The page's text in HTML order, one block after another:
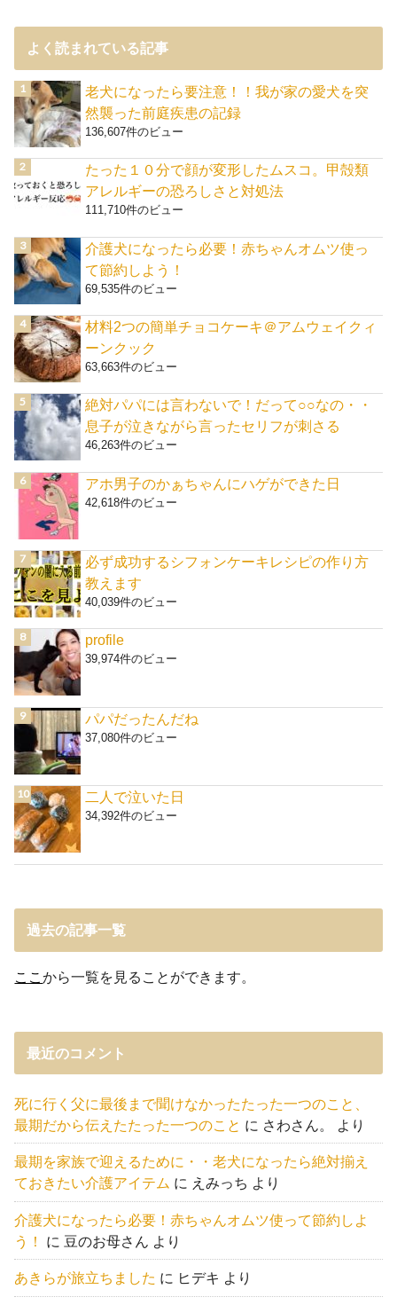
よく読まれている記事
老犬になったら要注意！！我が家の愛犬を突
然襲った前庭疾患の記録
136,607件のビュー
たった１０分で顔が変形したムスコ。甲殻類
アレルギーの恐ろしさと対処法
111,710件のビュー
介護犬になったら必要！赤ちゃんオムツ使っ
て節約しよう！
69,535件のビュー
材料2つの簡単チョコケーキ＠アムウェイクィ
ーンクック
63,663件のビュー
絶対パパには言わないで！だって○○なの・・
息子が泣きながら言ったセリフが刺さる
46,263件のビュー
アホ男子のかぁちゃんにハゲができた日
42,618件のビュー
必ず成功するシフォンケーキレシピの作り方
教えます
40,039件のビュー
profile
39,974件のビュー
パパだったんだね
37,080件のビュー
二人で泣いた日
34,392件のビュー
過去の記事一覧
ここから一覧を見ることができます。
最近のコメント
死に行く父に最後まで聞けなかったたった一つのこと、
最期だから伝えたたった一つのこと に さわさん。 より
最期を家族で迎えるために・・老犬になったら絶対揃え
ておきたい介護アイテム に えみっち より
介護犬になったら必要！赤ちゃんオムツ使って節約しよ
う！
に 豆のお母さん より
あきらが旅立ちました に ヒデキ より